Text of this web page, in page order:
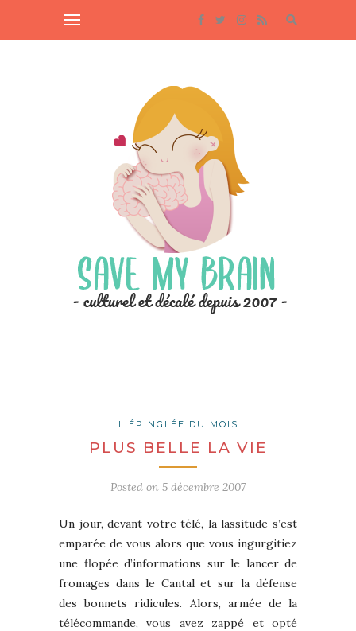
L'ÉPINGLÉE DU MOIS
PLUS BELLE LA VIE
Posted on 5 décembre 2007
Un jour, devant votre télé, la lassitude s’est
emparée de vous alors que vous ingurgitiez
une flopée d’informations sur le lancer de
fromages dans le Cantal et sur la défense
des bonnets ridicules. Alors, armée de la
télécommande, vous avez zappé et opté